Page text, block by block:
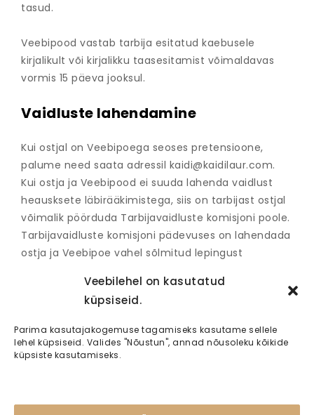
Veebilehel on kasutatud
küpsiseid.
Parima kasutajakogemuse tagamiseks kasutame sellele
lehel küpsiseid. Valides "Nõustun", annad nõusoleku kõikide
küpsiste kasutamiseks.
tasud.
Veebipood vastab tarbija esitatud kaebusele
kirjalikult või kirjalikku taasesitamist võimaldavas
vormis 15 päeva jooksul.
Vaidluste lahendamine
Kui ostjal on Veebipoega seoses pretensioone,
palume need saata adressil kaidi@kaidilaur.com.
Kui ostja ja Veebipood ei suuda lahenda vaidlust
heausksete läbirääkimistega, siis on tarbijast ostjal
võimalik pöörduda Tarbijavaidluste komisjoni poole.
Tarbijavaidluste komisjoni pädevuses on lahendada
ostja ja Veebipoe vahel sõlmitud lepingust
komisjonis on tasuta. Ostja võib kasutada ka
Euroopa Liidu tarbijavaidluste lahendamise
platvormi.